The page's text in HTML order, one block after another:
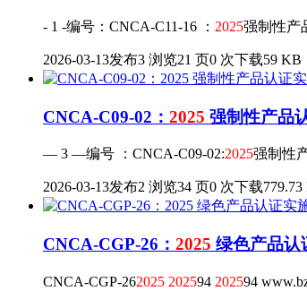
- 1 -编号：CNCA-C11-16 ： 2025强制性产
2026-03-13发布3 浏览21 页0 次下载59 KB
CNCA-C09-02： 2025 强制性产品
— 3 —编号 ：CNCA-C09-02:2025强制性
2026-03-13发布2 浏览34 页0 次下载
CNCA-CGP-26： 2025 绿色产品认
CNCA-CGP-262025 202594 202594